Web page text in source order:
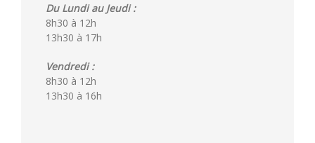
Du Lundi au Jeudi :
8h30 à 12h
13h30 à 17h
Vendredi :
8h30 à 12h
13h30 à 16h